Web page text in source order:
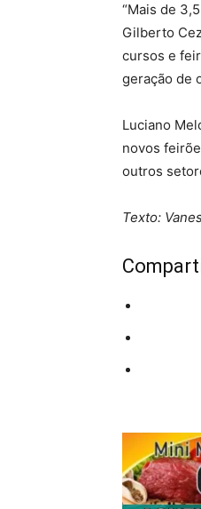
“Mais de
Gilberto
cursos e
geração de
Luciano
novos
outros
Texto: